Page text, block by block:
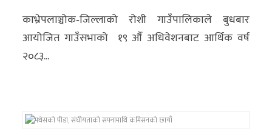
काभ्रेपलाञ्चोक‐जिल्लाको रोशी गाउँपालिकाले बुधबार
आयोजित गाउँसभाको १९ औँ अधिवेशनबाट आर्थिक वर्ष
२०८३...